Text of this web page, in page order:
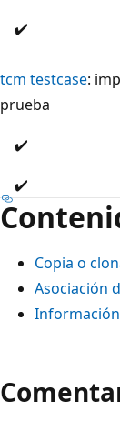
✔️
tcm testcase:
prueba
✔️
✔️
Copia o
Asociación